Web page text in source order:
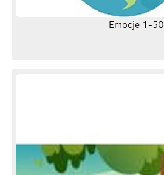
Emocje 1-50